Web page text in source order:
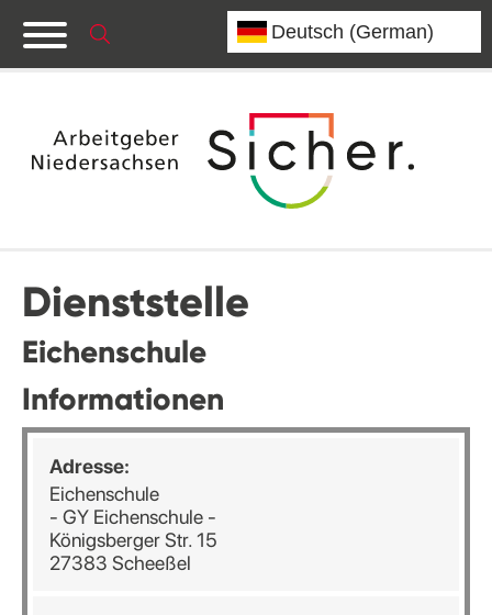
Dienststelle
Eichenschule
Informationen
Adresse:
Eichenschule
- GY Eichenschule -
Königsberger Str. 15
27383 Scheeßel